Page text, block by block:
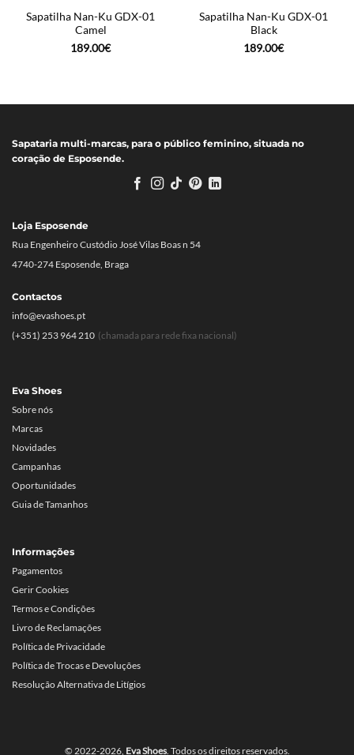
Sapatilha Nan-Ku GDX-01
Camel
189.00€
Sapatilha Nan-Ku GDX-01
Black
189.00€
Sapataria multi-marcas, para o público feminino, situada no
coração de Esposende.
Eva Shoes
Sobre nós
Marcas
Novidades
Campanhas
Oportunidades
Guia de Tamanhos
Informações
Pagamentos
Gerir Cookies
Termos e Condições
Livro de Reclamações
Política de Privacidade
Política de Trocas e Devoluções
Resolução Alternativa de Litígios
Loja Esposende
Rua Engenheiro Custódio José Vilas Boas n 54
4740-274 Esposende, Braga
Contactos
info@evashoes.pt
(+351) 253 964 210 (chamada para rede fixa nacional)
© 2022-2026, Eva Shoes. Todos os direitos reservados.